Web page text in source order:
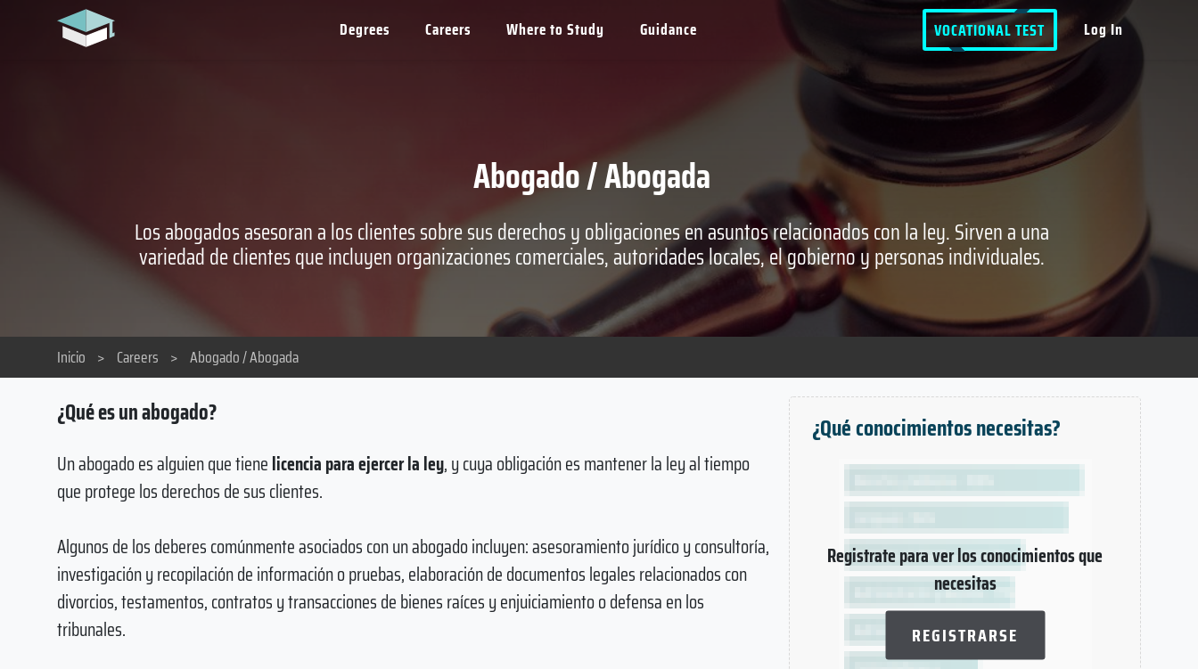
Degrees Careers Where to Study Guidance VOCATIONAL TEST Log In
Abogado / Abogada
Los abogados asesoran a los clientes sobre sus derechos y obligaciones en asuntos relacionados con la ley. Sirven a una
variedad de clientes que incluyen organizaciones comerciales, autoridades locales, el gobierno y personas individuales.
Inicio > Careers > Abogado / Abogada
¿Qué es un abogado?
Un abogado es alguien que tienelicencia para ejercer la ley, y cuya obligación es mantener la ley al tiempo
que protege los derechos de sus clientes.
Algunos de los deberes comúnmente asociados con un abogado incluyen: asesoramiento jurídico y consultoría,
investigación y recopilación de información o pruebas, elaboración de documentos legales relacionados con
divorcios, testamentos, contratos y transacciones de bienes raíces y enjuiciamiento o defensa en los
tribunales.
¿Qué conocimientos necesitas?
Registrate para ver los conocimientos que
necesitas
REGISTRARSE